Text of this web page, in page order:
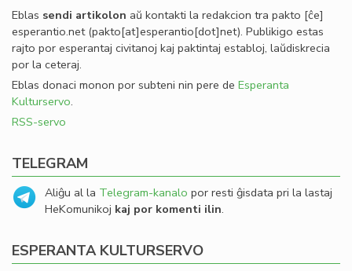
Eblas sendi artikolon aŭ kontakti la redakcion tra pakto [ĉe]
esperantio.net(pakto[at]esperantio[dot]net). Publikigo estas
rajto por esperantaj civitanoj kaj paktintaj establoj, laŭdiskrecia
por la ceteraj.
Eblas donaci monon por subteni nin pere de Esperanta
Kulturservo.
RSS-servo
TELEGRAM
Aliĝu al la Telegram-kanalo por resti ĝisdata pri la lastaj
HeKomunikoj kaj por komenti ilin.
ESPERANTA KULTURSERVO